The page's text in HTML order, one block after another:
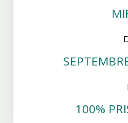
100%